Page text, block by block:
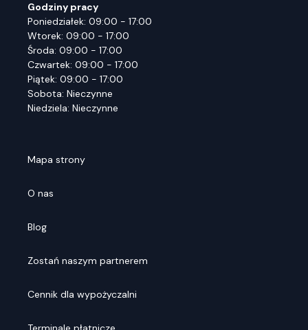
Godziny pracy
Poniedziałek: 09:00 - 17:00
Wtorek: 09:00 - 17:00
Środa: 09:00 - 17:00
Czwartek: 09:00 - 17:00
Piątek: 09:00 - 17:00
Sobota: Nieczynne
Niedziela: Nieczynne
Mapa strony
O nas
Blog
Zostań naszym partnerem
Cennik dla wypożyczalni